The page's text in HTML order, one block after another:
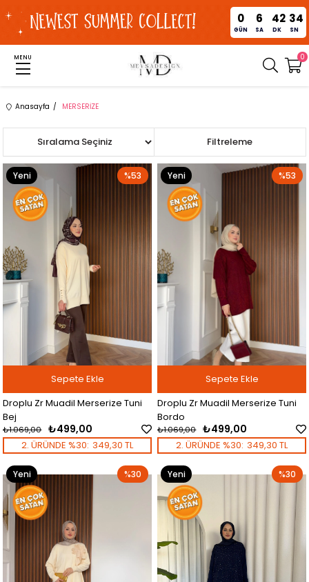
MENU
0
GÜN
6
SA
42
DK
32
SN
0
Anasayfa MERSERİZE
Filtreleme
Sıralama
Droplu Zr Muadil Merserize Tuni
Bej
₺499,00
₺1.069,00
Sepete Ekle
%53
Yeni
Ürün
2. ÜRÜNDE %30: 349,30 TL
Droplu Zr Muadil Merserize Tuni
Bordo
₺499,00
₺1.069,00
Sepete Ekle
%53
Yeni
Ürün
2. ÜRÜNDE %30: 349,30 TL
%30
Yeni
Ürün
%30
Yeni
Ürün